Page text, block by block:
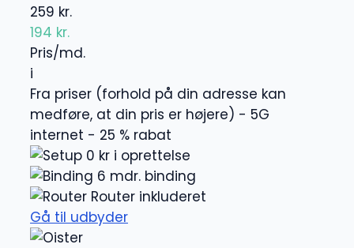
259 kr.
194 kr.
Pris/md.
i
Fra priser (forhold på din adresse kan
medføre, at din pris er højere) - 5G
internet - 25 % rabat
0 kr i oprettelse
6 mdr. binding
Router inkluderet
Gå til udbyder